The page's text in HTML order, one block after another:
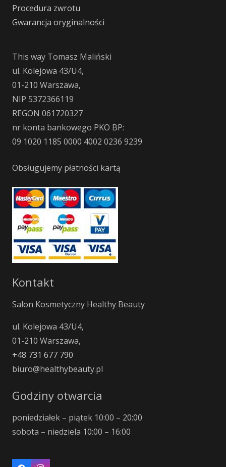
Procedura zwrotu
Gwarancja oryginalności
This way Tomasz Maliński
ul. Kolejowa 43/U4,
01-210 Warszawa,
NIP 5372366119
REGON 061720327
nr konta bankowego PKO BP:
09 1020 1185 0000 4002 0236 9239
Obsługujemy płatności kartą
Kontakt
Salon Kosmetyczny Healthy Beauty
ul. Kolejowa 43/U4,
01-210 Warszawa,
+48 731 677 790
biuro@healthybeauty.pl
Godziny otwarcia
poniedziałek – piątek 10:00 – 20:00
sobota – niedziela 10:00 – 16:00